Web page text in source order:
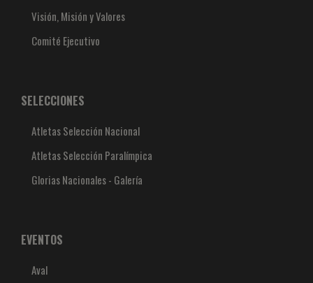
Visión, Misión y Valores
Comité Ejecutivo
SELECCIONES
Atletas Selección Nacional
Atletas Selección Paralímpica
Glorias Nacionales - Galería
EVENTOS
Aval